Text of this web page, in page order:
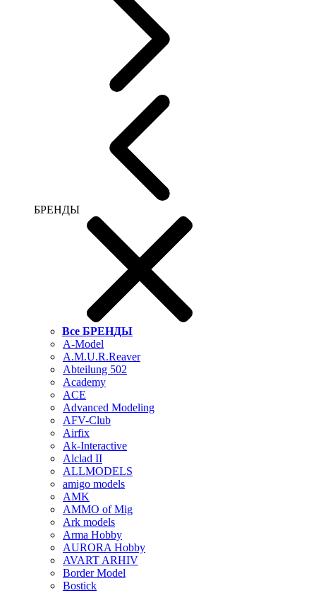
БРЕНДЫ
Все БРЕНДЫ
A-Model
A.M.U.R.Reaver
Abteilung 502
Academy
ACE
Advanced Modeling
AFV-Club
Airfix
Ak-Interactive
Alclad II
ALLMODELS
amigo models
AMK
AMMO of Mig
Ark models
Arma Hobby
AURORA Hobby
AVART ARHIV
Border Model
Bostick